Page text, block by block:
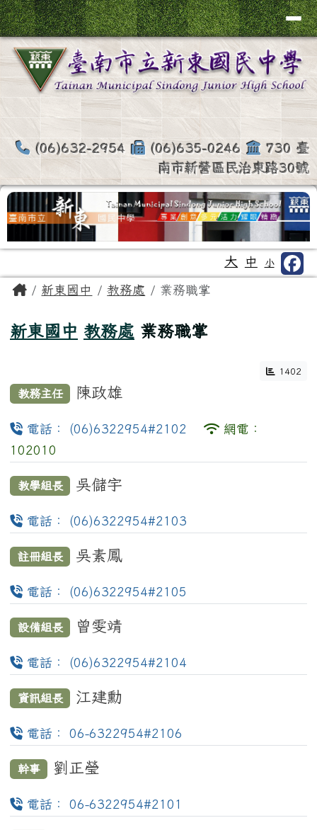
跳至主內容區
臺南市新營區新東國中全球資訊網
導覽列
(06)632-2954 (06)635-0246
730 臺
南市新營區民治東路30號
大 中 小
主內容區域
Home新東國中 教務處 業務職掌
新東國中 教務處 業務職掌
1402
教務主任 陳政雄
電話： (06)6322954#2102
網電：
102010
教學組長 吳儲宇
電話： (06)6322954#2103
註冊組長 吳素鳳
電話： (06)6322954#2105
設備組長 曾雯靖
電話： (06)6322954#2104
資訊組長 江建勳
電話： 06-6322954#2106
幹事 劉正瑩
電話： 06-6322954#2101
頁尾區域